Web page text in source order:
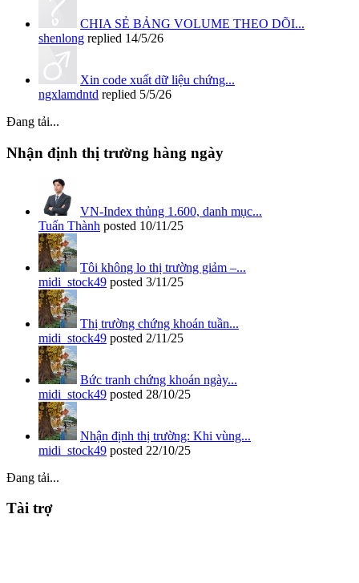
CHIA SẺ BẢNG VOLUME THEO DÕI...
shenlong replied 14/5/26
Xin code xuất dữ liệu chứng...
ngxlamdntd replied 5/5/26
Đang tải...
Nhận định thị trường hàng ngày
VN-Index thủng 1.600, danh mục...
Tuấn Thành posted 10/11/25
Tôi không lo thị trường giảm –...
midi_stock49 posted 3/11/25
Thị trường chứng khoán tuần...
midi_stock49 posted 2/11/25
Bức tranh chứng khoán ngày...
midi_stock49 posted 28/10/25
Nhận định thị trường: Khi vùng...
midi_stock49 posted 22/10/25
Đang tải...
Tài trợ